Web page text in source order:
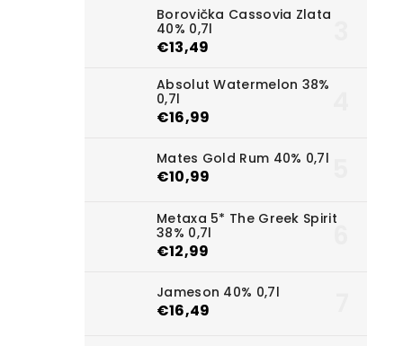
Borovička Cassovia Zlata
40% 0,7l
€13,49
Absolut Watermelon 38%
0,7l
€16,99
Mates Gold Rum 40% 0,7l
€10,99
Metaxa 5* The Greek Spirit
38% 0,7l
€12,99
Jameson 40% 0,7l
€16,49